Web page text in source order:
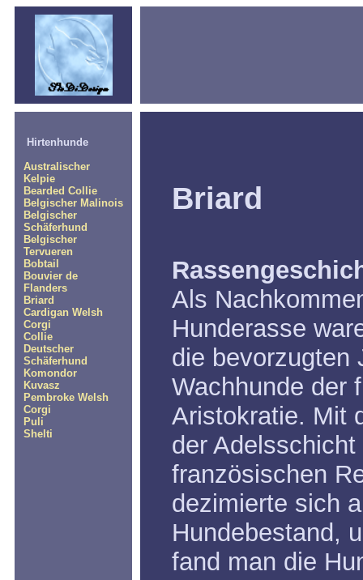
Hirtenhunde
Australischer
Kelpie
Bearded Collie
Belgischer Malinois
Belgischer
Schäferhund
Belgischer
Tervueren
Bobtail
Bouvier de
Flanders
Briard
Cardigan Welsh
Corgi
Collie
Deutscher
Schäferhund
Komondor
Kuvasz
Pembroke Welsh
Corgi
Puli
Shelti
Briard
Als
Hunderasse
die bevorzugten
Wachhunde der
Aristokratie. Mit
der
französischen
dezimierte sich
Hundebestand,
fand man die